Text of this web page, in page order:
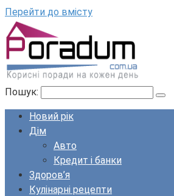
Перейти до вмісту
Пошук:
Новий рік
Дім
Авто
Кредит і банки
Здоров’я
Кулінарні рецепти